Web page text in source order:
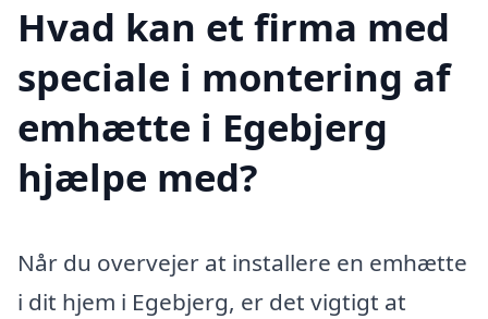
Hvad kan et firma med
speciale i montering af
emhætte i Egebjerg
hjælpe med?
Når du overvejer at installere en emhætte
i dit hjem i Egebjerg, er det vigtigt at